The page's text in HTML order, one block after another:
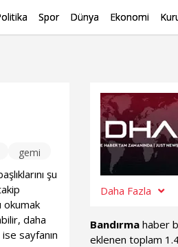
Spor Dünya Ekonomi
Daha Fazla
Bandırma haber
eklenen toplam
gemi
şu
okumak
daha
sayfanın